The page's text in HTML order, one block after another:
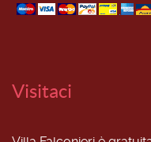
Visitaci